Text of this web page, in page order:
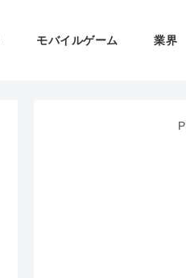
モバイルゲーム 業界